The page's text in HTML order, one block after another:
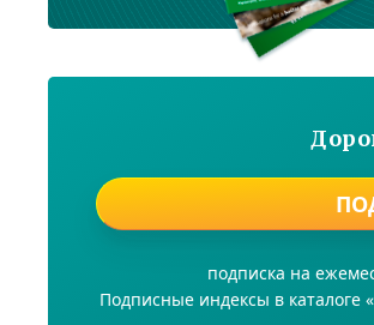
подписка на
Подписные индексы в каталоге